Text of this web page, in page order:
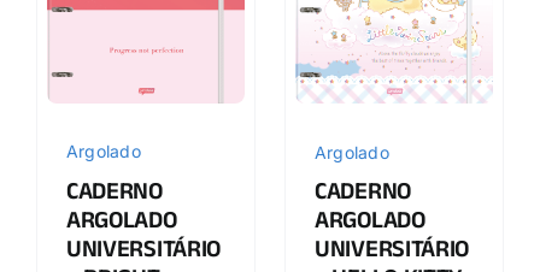
Argolado
CADERNO
ARGOLADO
UNIVERSITÁRIO
Argolado
CADERNO
ARGOLADO
UNIVERSITÁRIO